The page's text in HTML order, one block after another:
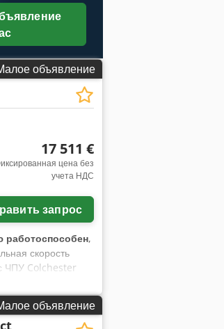
объявление
17 511 €
цена без
учета НДС
запрос
работоспособен,
скорость
ЧПУ Colchester
Colchester / 600
TB Серийный
диаметр
Токарно-
объявление